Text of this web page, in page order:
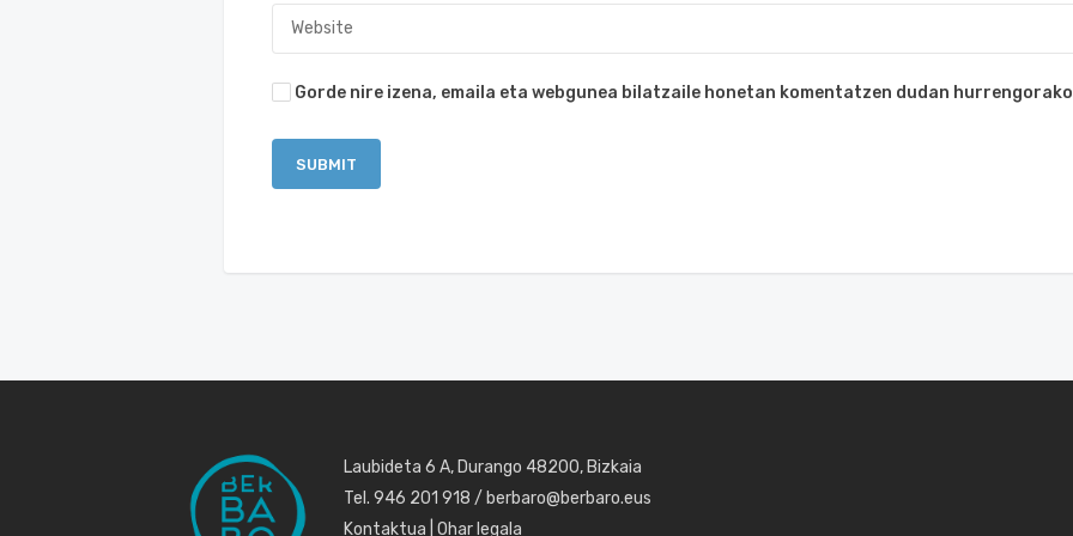
Gorde nire izena, emaila eta webgunea bilatzaile honetan komentatzen dudan
Laubideta 6 A, Durango 48200, Bizkaia
Tel. 946 201 918 / berbaro@berbaro.eus
Kontaktua Ohar legala